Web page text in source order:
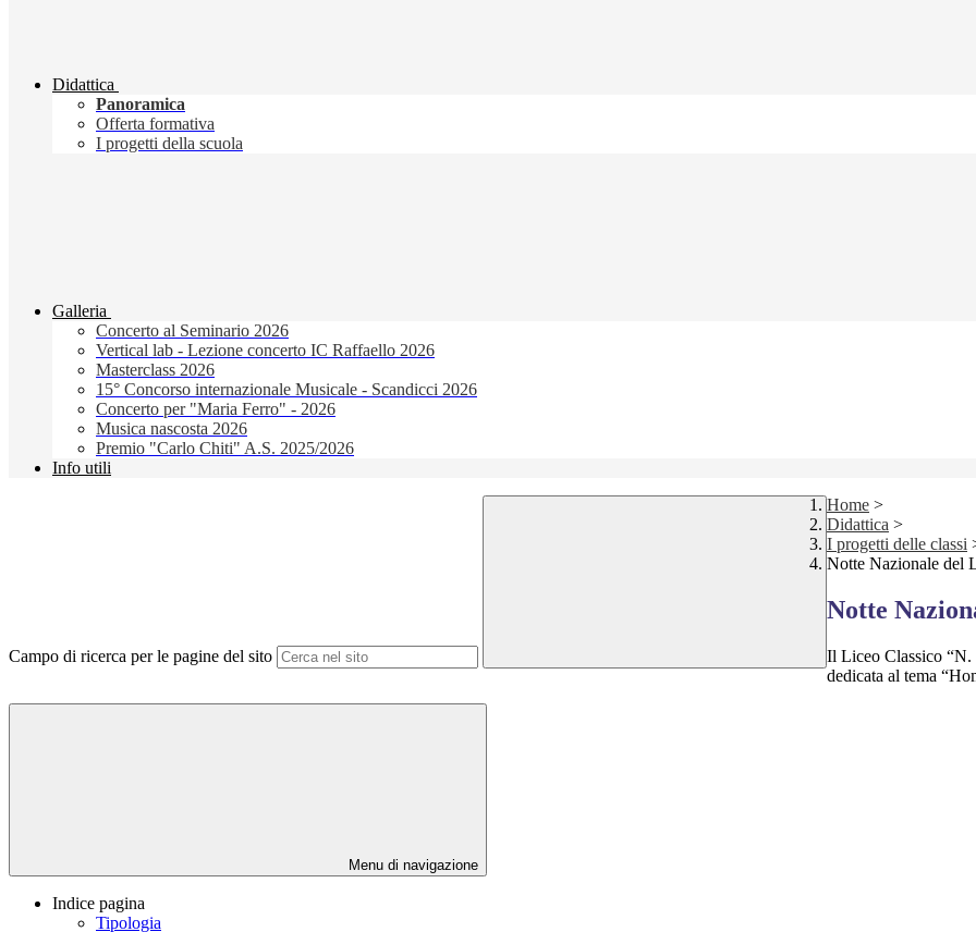
Didattica
Panoramica
Offerta formativa
I progetti della scuola
Galleria
Concerto al Seminario 2026
Vertical lab - Lezione concerto IC Raffaello 2026
Masterclass 2026
15° Concorso internazionale Musicale - Scandicci 2026
Concerto per "Maria Ferro" - 2026
Musica nascosta 2026
Premio "Carlo Chiti" A.S. 2025/2026
Info utili
Campo di ricerca per le pagine del sito
Home >
Didattica >
I progetti delle classi
Notte Nazionale del
Notte
Il Liceo Classico “N.
dedicata al tema
Menu di navigazione
Indice pagina
Tipologia